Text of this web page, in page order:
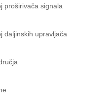
proširivača signala
daljinskih upravljača